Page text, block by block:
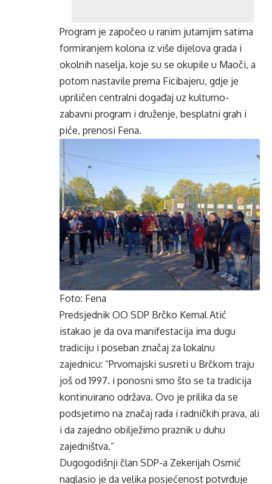
Program je započeo u ranim jutarnjim satima
formiranjem kolona iz više dijelova grada i
okolnih naselja, koje su se okupile u Maoči, a
potom nastavile prema Ficibajeru, gdje je
upriličen centralni događaj uz kulturno-
zabavni program i druženje, besplatni grah i
piće, prenosi Fena.
Foto: Fena
Predsjednik OO SDP Brčko Kemal Atić
istakao je da ova manifestacija ima dugu
tradiciju i poseban značaj za lokalnu
zajednicu: “Prvomajski susreti u Brčkom traju
još od 1997. i ponosni smo što se ta tradicija
kontinuirano održava. Ovo je prilika da se
podsjetimo na značaj rada i radničkih prava, ali
i da zajedno obilježimo praznik u duhu
zajedništva.”
Dugogodišnji član SDP-a Zekerijah Osmić
naglasio je da velika posjećenost potvrđuje